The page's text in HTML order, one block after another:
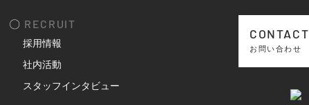
〇 RECRUIT
採用情報
社内活動
スタッフインタビュー
CONTACT
お問い合わせ